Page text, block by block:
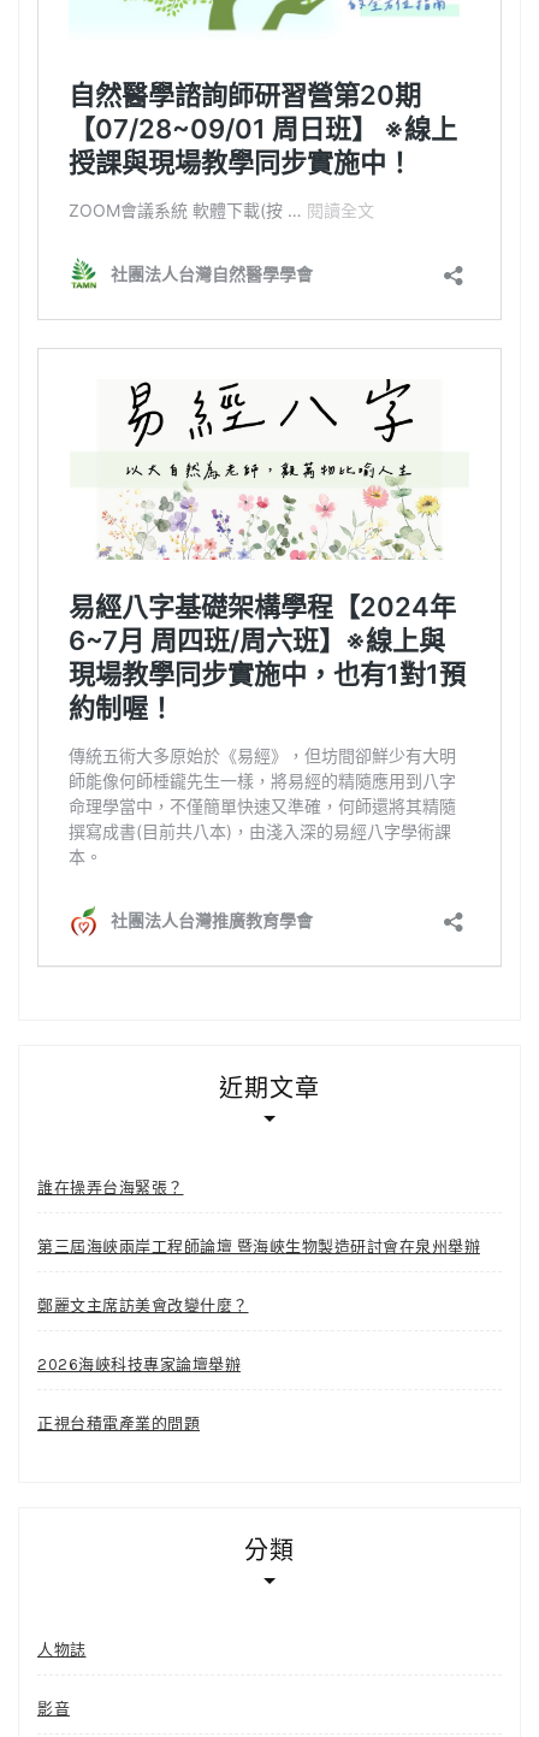
近期文章
誰在操弄台海緊張？
第三屆海峽兩岸工程師論壇 暨海峽生物製造研討會在泉州舉辦
鄭麗文主席訪美會改變什麼？
2026海峽科技專家論壇舉辦
正視台積電產業的問題
分類
人物誌
影音